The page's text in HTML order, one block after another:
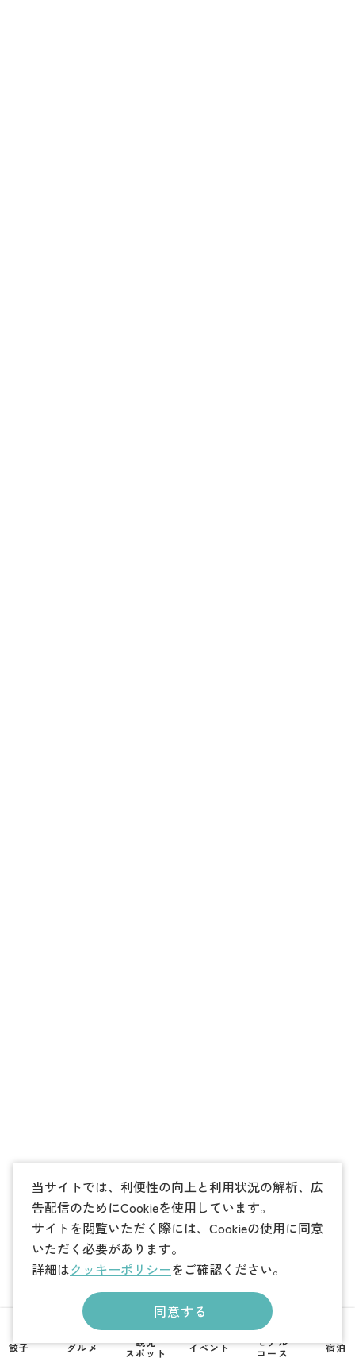
当サイトでは、利便性の向上と利用状況の解析、広
告配信のためにCookieを使用しています。
サイトを閲覧いただく際には、Cookieの使用に同意
いただく必要があります。
詳細はクッキーポリシーをご確認ください。
同意する